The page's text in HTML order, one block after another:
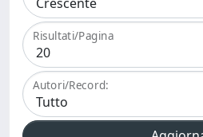
Risultati/Pagina
Autori/Record: